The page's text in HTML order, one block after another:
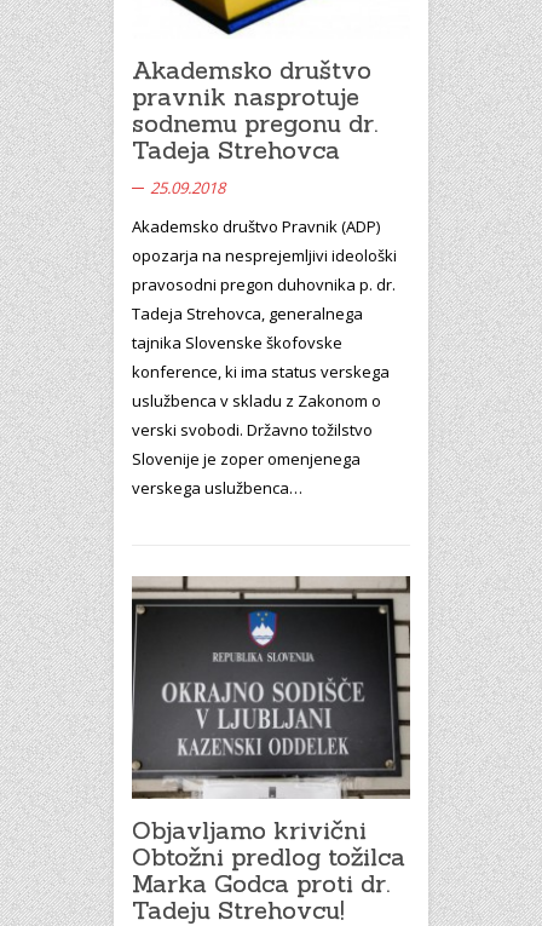
Akademsko društvo
pravnik nasprotuje
sodnemu pregonu dr.
Tadeja Strehovca
25.09.2018
Akademsko društvo Pravnik (ADP)
opozarja na nesprejemljivi ideološki
pravosodni pregon duhovnika p. dr.
Tadeja Strehovca, generalnega
tajnika Slovenske škofovske
konference, ki ima status verskega
uslužbenca v skladu z Zakonom o
verski svobodi. Državno tožilstvo
Slovenije je zoper omenjenega
verskega uslužbenca…
Objavljamo krivični
Obtožni predlog tožilca
Marka Godca proti dr.
Tadeju Strehovcu!